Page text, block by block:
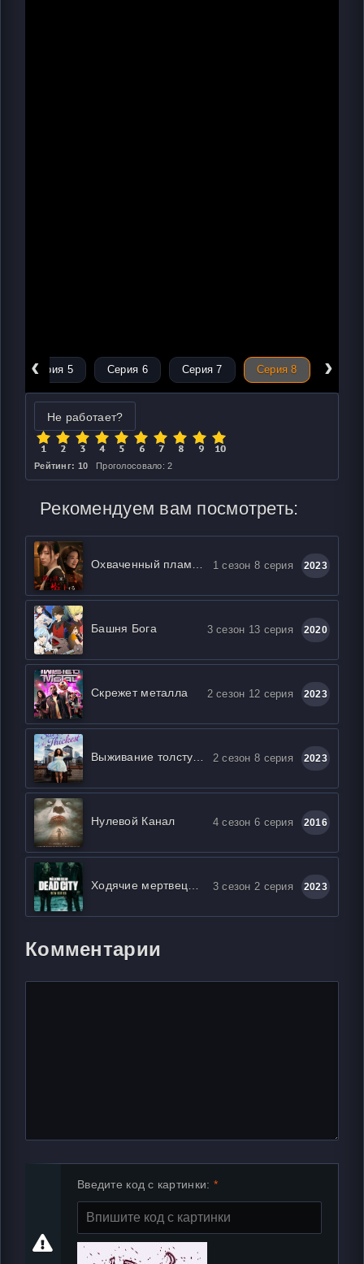
‹
Серия 5 Серия 6 Серия 7 Серия 8 ›
Не работает?
Рейтинг: 10 Проголосовало: 2
Рекомендуем вам посмотреть:
1 сезон 8 серия 2023
Башня Бога 3 сезон 13 серия 2020
Скрежет металла 2 сезон 12 серия 2023
2 сезон 8 серия 2023
Нулевой Канал 4 сезон 6 серия 2016
3 сезон 2 серия 2023
Комментарии
Введите код с картинки: